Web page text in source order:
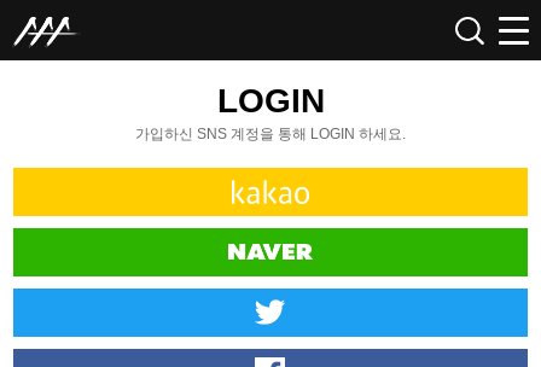
LOGIN
가입하신 SNS 계정을 통해 LOGIN 하세요.